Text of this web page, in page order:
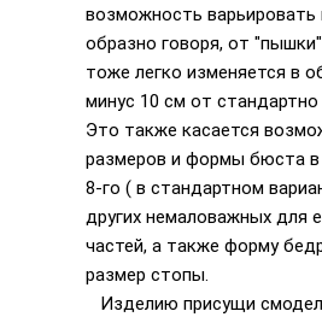
возможность
образно говоря, от
тоже легко изменяется в
минус 10 см от
Это также касается
размеров и формы бюста
8-го ( в стандартном
других немаловажных для
частей, а также форму
размер стопы.
Изделию присущи